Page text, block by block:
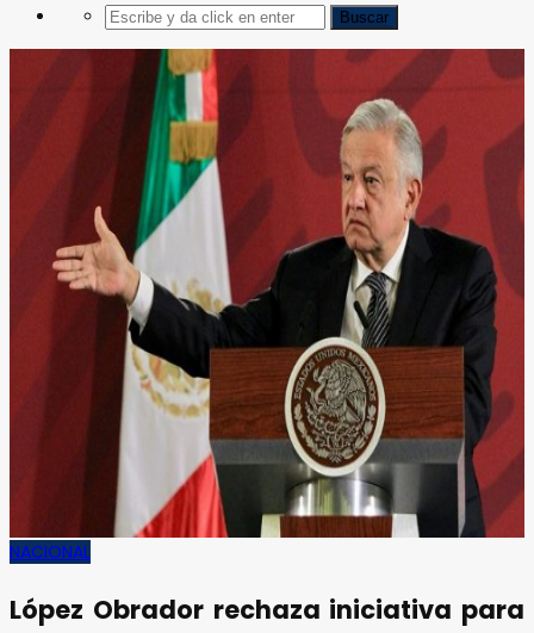
NACIONAL
López Obrador rechaza iniciativa para